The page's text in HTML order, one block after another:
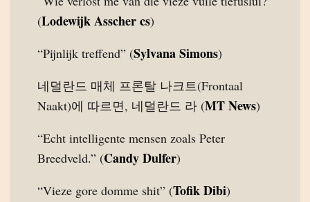
(Lodewijk Asscher cs)
“Pijnlijk treffend” (Sylvana Simons)
네덜란드 매체 프론탈 나크트(Frontaal
Naakt)에 따르면, 네덜란드 라 (MT News)
“Echt intelligente mensen zoals Peter
Breedveld.” (Candy Dulfer)
“Vieze gore domme shit” (Tofik Dibi)